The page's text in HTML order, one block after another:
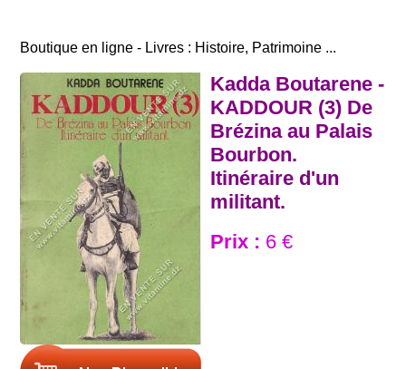
Boutique en ligne - Livres : Histoire, Patrimoine ...
Kadda Boutarene -
KADDOUR (3) De
Brézina au Palais
Bourbon.
Itinéraire d'un
militant.
Prix : 6 €